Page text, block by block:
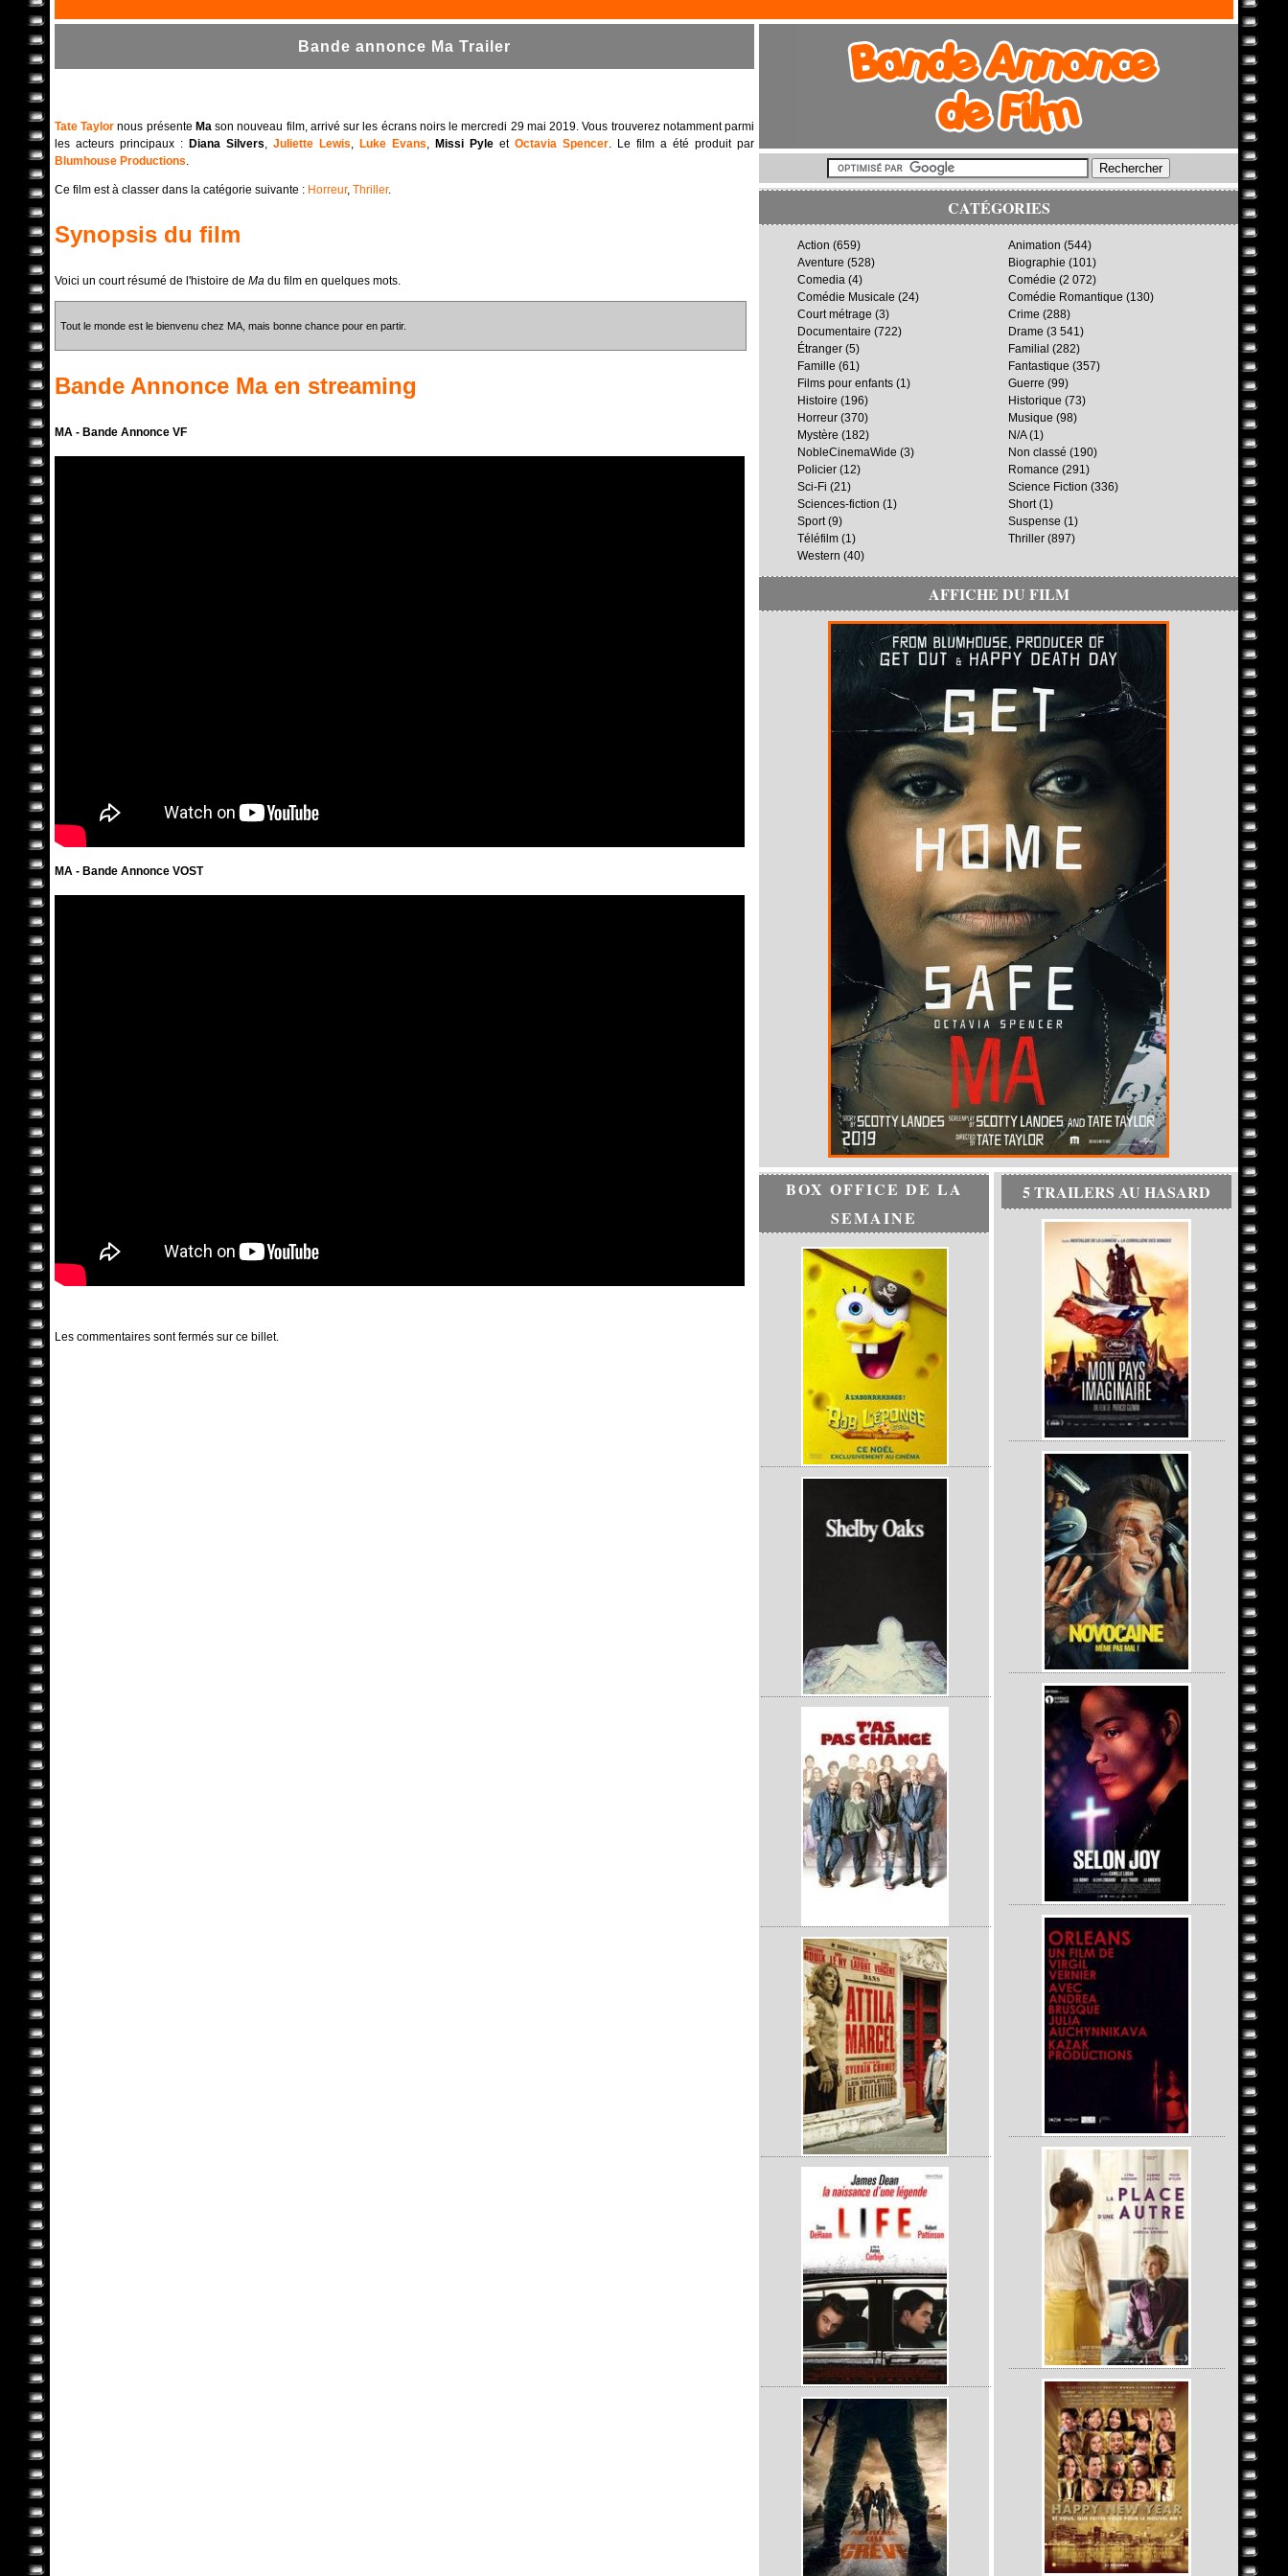
Bande annonce Ma Trailer
Tate Taylor nous présente Mason nouveau film, arrivé sur les écrans noirs le mercredi 29 mai 2019. Vous trouverez notamment parmi
les acteurs principaux : Diana Silvers, Juliette Lewis, Luke Evans, Missi Pyle et Octavia Spencer. Le film a été produit par
Blumhouse Productions.
Ce film est à classer dans la catégorie suivante : Horreur, Thriller.
Synopsis du film
Voici un court résumé de l'histoire de Ma du film en quelques mots.
Tout le monde est le bienvenu chez MA, mais bonne chance pour en partir.
Bande Annonce Maen streaming
MA - Bande Annonce VF
MA - Bande Annonce VOST
Les commentaires sont fermés sur ce billet.
CATÉGORIES
Action (659) Animation (544)
Aventure (528) Biographie (101)
Comedia (4) Comédie (2 072)
Comédie Musicale (24) Comédie Romantique (130)
Court métrage (3) Crime (288)
Documentaire (722) Drame (3 541)
Étranger (5) Familial (282)
Famille (61) Fantastique (357)
Films pour enfants (1) Guerre (99)
Histoire (196) Historique (73)
Horreur (370) Musique (98)
Mystère (182) N/A(1)
NobleCinemaWide (3) Non classé (190)
Policier (12) Romance (291)
Sci-Fi (21) Science Fiction (336)
Sciences-fiction (1) Short(1)
Sport(9) Suspense (1)
Téléfilm (1) Thriller (897)
Western (40)
AFFICHE DU FILM
BOX OFFICE DE LA
SEMAINE
5 TRAILERS AU HASARD